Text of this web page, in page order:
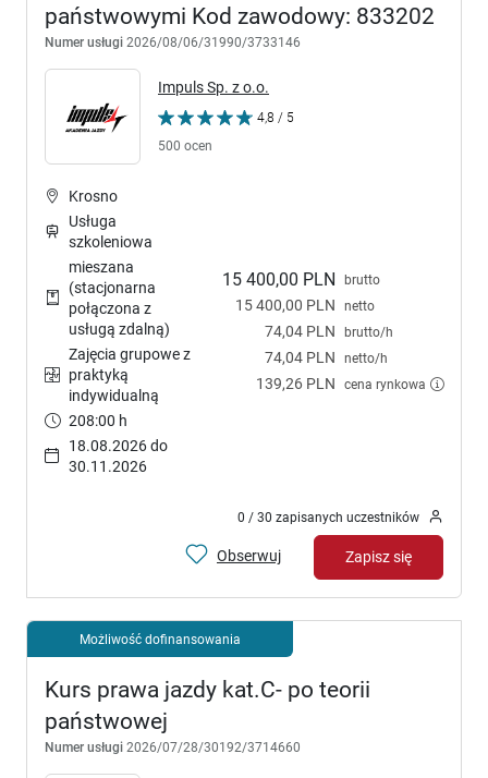
państwowymi Kod zawodowy: 833202
Numer usługi 2026/08/06/31990/3733146
Impuls Sp. z o.o.
4,8 / 5
500 ocen
15 400,00 PLN brutto
15 400,00 PLN netto
74,04 PLN brutto/h
74,04 PLN netto/h
139,26 PLN cena rynkowa
Krosno
Usługa
szkoleniowa
mieszana
(stacjonarna
połączona z
usługą zdalną)
Zajęcia grupowe z
praktyką
indywidualną
208:00 h
18.08.2026 do
30.11.2026
0 / 30 zapisanych uczestników
Obserwuj Zapisz się
Możliwość dofinansowania
Kurs prawa jazdy kat.C- po teorii
państwowej
Numer usługi 2026/07/28/30192/3714660